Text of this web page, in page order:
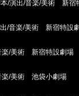
/演出/音楽/美術 新宿
/音楽/美術 新宿特設
楽/美術 新宿特設劇場
楽/美術 池袋小劇場